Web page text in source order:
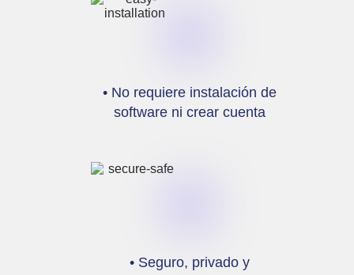
• No requiere instalación de
software ni crear cuenta
• Seguro, privado y